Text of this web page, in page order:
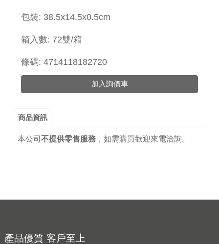
包裝: 38.5x14.5x0.5cm
箱入數: 72雙/箱
條碼: 4714118182720
加入詢價車
商品資訊
本公司 不提供零售服務， 如需購買歡迎來電洽詢。
產品優質 客戶至上